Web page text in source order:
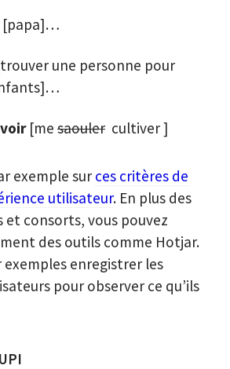
[papa]…
une personne pour
[mesaouler cultiver ]
exemple sur ces critères de
utilisateur. En plus des
et consorts, vous pouvez
des outils comme Hotjar.
exemples enregistrer les
pour observer ce qu’ils